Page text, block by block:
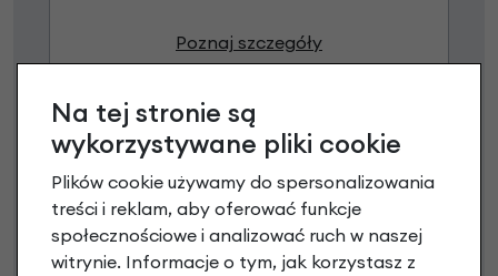
Poznaj szczegóły
Na tej stronie są
wykorzystywane pliki cookie
Plików cookie używamy do spersonalizowania
treści i reklam, aby oferować funkcje
społecznościowe i analizować ruch w naszej
witrynie. Informacje o tym, jak korzystasz z